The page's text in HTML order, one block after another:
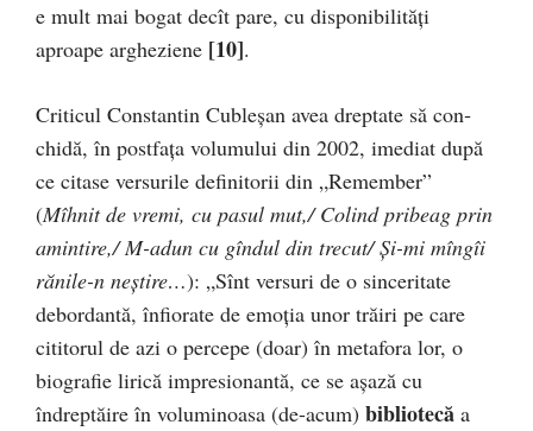
e mult mai bogat decît pare, cu disponibilități
aproape argheziene [10].
Criticul Constantin Cubleșan avea dreptate să con­
chidă, în postfața volumului din 2002, imediat după
ce citase versurile definitorii din „Remember”
(Mîhnit de vremi, cu pasul mut,/ Colind pribeag prin
amintire,/ M-adun cu gîndul din trecut/ Și-mi mîngîi
rănile-n nești­re…): „Sînt versuri de o sinceritate
debordantă, înfiora­te de emoția unor trăiri pe care
cititorul de azi o percepe (doar) în metafora lor, o
biografie lirică impresionantă, ce se așază cu
îndreptăire în voluminoasa (de-acum) bi­bliotecă a